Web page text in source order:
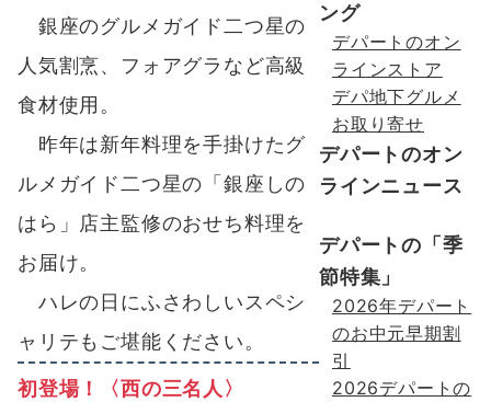
銀座のグルメガイド二つ星の
人気割烹、フォアグラなど高級
食材使用。
昨年は新年料理を手掛けたグ
ルメガイド二つ星の「銀座しの
はら」店主監修のおせち料理を
お届け。
ハレの日にふさわしいスペシ
ャリテもご堪能ください。
初登場！〈西の三名人〉
ング
デパートのオン
ラインストア
デパ地下グルメ
お取り寄せ
デパートのオン
ラインニュース
デパートの「季
節特集」
2026年デパート
のお中元早期割
引
2026デパートの